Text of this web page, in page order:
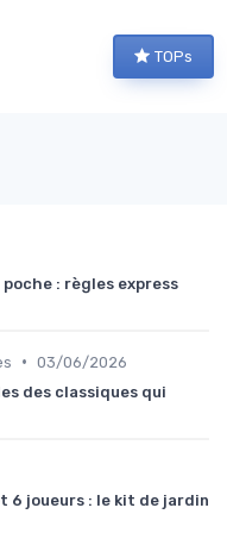
TOPs
: règles express
• 03/06/2026
des classiques qui
6 joueurs : le kit de jardin